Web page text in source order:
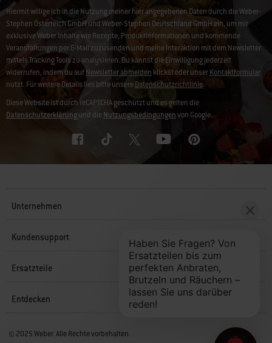
Hiermit willige ich in die Nutzung meiner hier angegebenen Daten durch die Weber-
Stephen Österreich GmbH und Weber-Stephen Deutschland GmbH ein, um mir
exklusive Weber Inhalte wie Rezepte, Produktinformationen und kommende
Veranstaltungen per E-Mail zuzusenden und meine Interaktion mit dem Newsletter
mittels Tracking Tools zu analysieren. Du kannst die Einwilligung jederzeit
widerrufen, indem du aufNewsletter abmelden klickst oder unserKontaktformular
nutzt. Für weitere Details lies bitte unsereDatenschutzrichtlinie.
Diese Website ist durch reCAPTCHA geschützt und es gelten die
Datenschutzerklärungund dieNutzungsbedingungenvon Google.
Unternehmen
Kundensupport
Ersatzteile
Entdecken
© 2025 Weber. Alle Rechte vorbehalten.